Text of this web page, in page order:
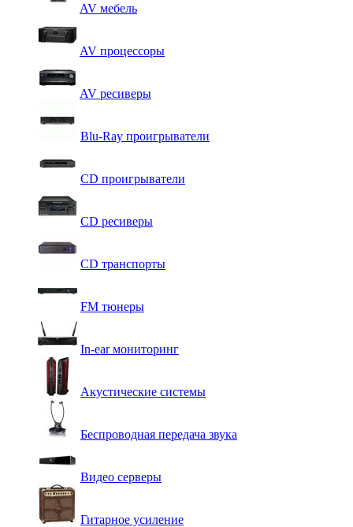
AV мебель
AV процессоры
AV ресиверы
Blu-Ray проигрыватели
CD проигрыватели
CD ресиверы
CD транспорты
FM тюнеры
In-ear мониторинг
Акустические системы
Беспроводная передача звука
Видео серверы
Гитарное усиление